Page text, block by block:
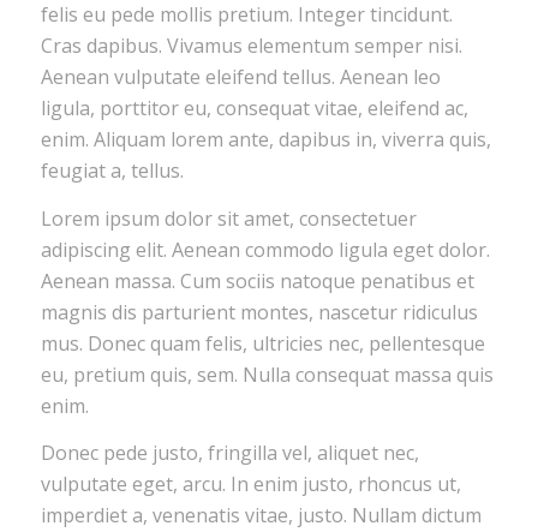
felis eu pede mollis pretium. Integer tincidunt.
Cras dapibus. Vivamus elementum semper nisi.
Aenean vulputate eleifend tellus. Aenean leo
ligula, porttitor eu, consequat vitae, eleifend ac,
enim. Aliquam lorem ante, dapibus in, viverra quis,
feugiat a, tellus.
Lorem ipsum dolor sit amet, consectetuer
adipiscing elit. Aenean commodo ligula eget dolor.
Aenean massa. Cum sociis natoque penatibus et
magnis dis parturient montes, nascetur ridiculus
mus. Donec quam felis, ultricies nec, pellentesque
eu, pretium quis, sem. Nulla consequat massa quis
enim.
Donec pede justo, fringilla vel, aliquet nec,
vulputate eget, arcu. In enim justo, rhoncus ut,
imperdiet a, venenatis vitae, justo. Nullam dictum